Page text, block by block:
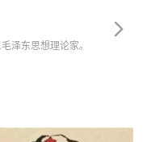
泽东思想理论家。